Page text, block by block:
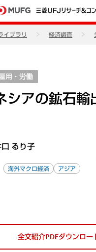
イブラリ 経済調査
用・労働
シアの鉱石輸
るり子
海外マクロ経済 アジア
全文紹介PDFダウンロー